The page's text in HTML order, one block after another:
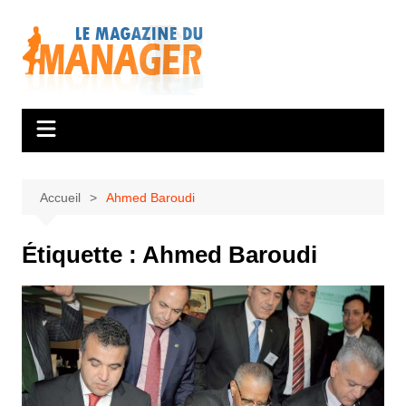
contenu
Accueil Ahmed Baroudi
Étiquette : Ahmed Baroudi